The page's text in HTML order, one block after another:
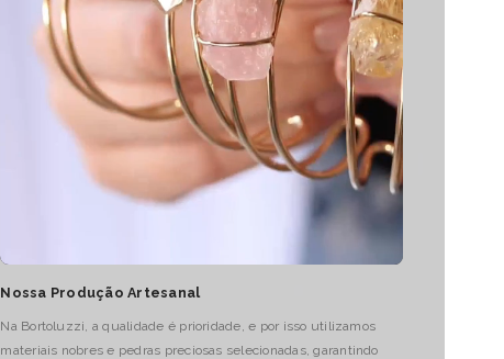
Nossa Produção Artesanal
Na Bortoluzzi, a qualidade é prioridade, e por isso utilizamos
materiais nobres e pedras preciosas selecionadas, garantindo